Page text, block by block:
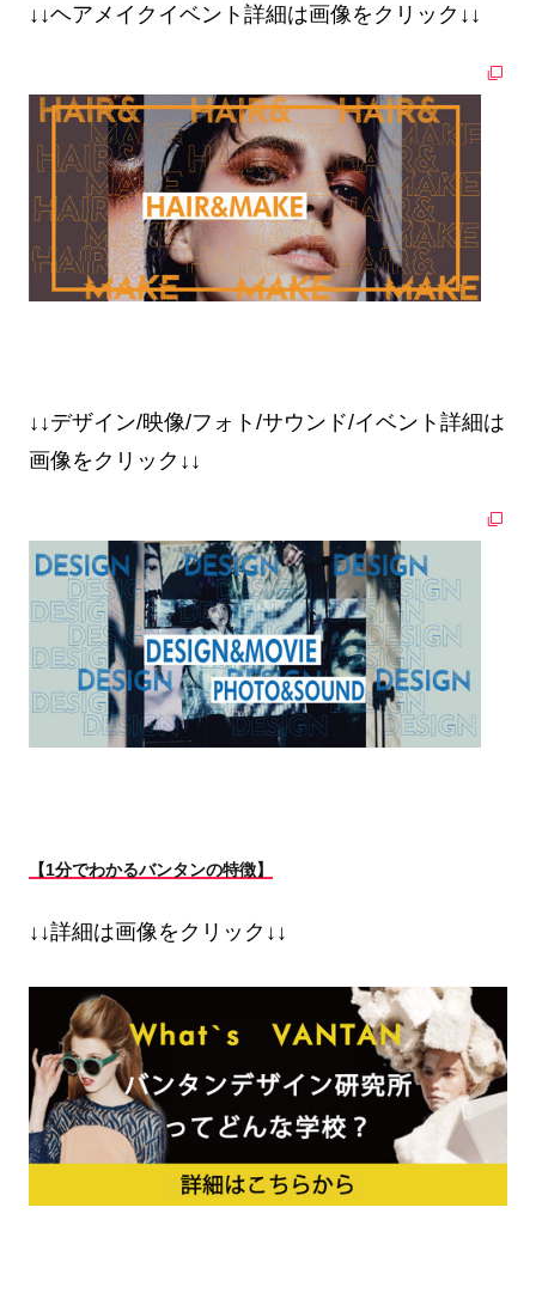
↓↓ヘアメイクイベント詳細は画像をクリック↓↓
↓↓デザイン/映像/フォト/サウンド/イベント詳細は
画像をクリック↓↓
【1分でわかるバンタンの特徴】
↓↓詳細は画像をクリック↓↓